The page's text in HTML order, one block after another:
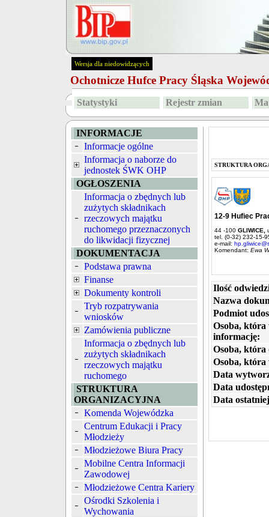
Wersja dla niedowidzących
Ochotnicze Hufce Pracy Śląska
Statystyki Rejestr zmian
INFORMACJE
Informacje ogólne
Informacja o naborze do
jednostek ŚWK OHP
OGŁOSZENIA
Informacja o zbędnych lub
zużytych składnikach
rzeczowych majątku
ruchomego przeznaczonych
do likwidacji fizycznej
DOKUMENTACJA
Podstawa prawna
Finanse
Dokumenty kontroli
Tryb rozpatrywania
wniosków
Zamówienia publiczne
Informacja o zbędnych lub
zużytych składnikach
rzeczowych majątku
ruchomego
STRUKTURA
ORGANIZACYJNA
Komenda Wojewódzka
Centrum Edukacji i Pracy
Młodzieży
Młodzieżowe Biura Pracy
Mobilne Centra Informacji
Zawodowej
Młodzieżowe Centra Kariery
Ośrodki Szkolenia i
Wychowania
STRUKTURA
12-9 Hufiec
44 -100 GLIWICE,
tel. (0-32) 232-15-
e-mail:
Komendant: Ewa
Ilość
Nazwa
Podmiot
Osoba, która
informację:
Osoba, która
Osoba, która
Data
Data
Data